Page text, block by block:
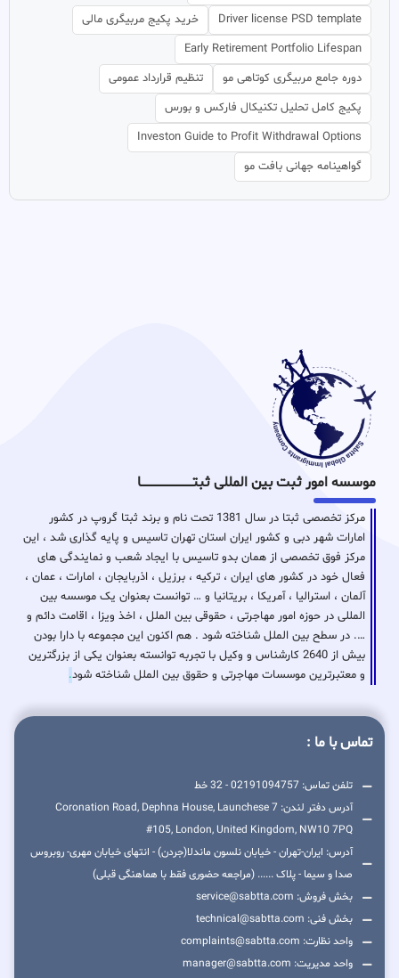
Driver license PSD template
خرید پکیج مربیگری مالی
Early Retirement Portfolio Lifespan
دوره جامع مربیگری کوتاهی مو
تنظیم قرارداد عمومی
پکیج کامل تحلیل تکنیکال فارکس و بورس
Investon Guide to Profit Withdrawal Options
گواهینامه جهانی بافت مو
موسسه امور ثبت بین المللی ثبتـــــــــــــــــــــــــــــا
مرکز تخصصی ثبتا در سال 1381 تحت نام و برند ثبتا گروپ در کشور
امارات شهر دبی و کشور ایران استان تهران تاسیس و پایه گذاری شد ، این
مرکز فوق تخصصی از همان بدو تاسیس با ایجاد شعب و نمایندگی های
فعال خود در کشور های ایران ، ترکیه ، برزیل ، اذربایجان ، امارات ، عمان ،
آلمان ، استرالیا ، آمریکا ، بریتانیا و … توانست بعنوان یک موسسه بین
المللی در حوزه امور مهاجرتی ، حقوقی بین الملل ، اخذ ویزا ، اقامت دائم و
…. در سطح بین الملل شناخته شود . هم اکنون این مجموعه با دارا بودن
بیش از 2640 کارشناس و وکیل با تجربه توانسته بعنوان یکی از بزرگترین
و معتبرترین موسسات مهاجرتی و حقوق بین الملل شناخته شود.
تماس با ما :
تلفن تماس: 02191094757 - 32 خط
آدرس دفتر لندن: 7 Coronation Road, Dephna House, Launchese
#105, London, United Kingdom, NW10 7PQ
آدرس: ایران-تهران - خیابان نلسون ماندلا(جردن) - انتهای خیابان مهری- روبروس
صدا و سیما - پلاک ...... (مراجعه حضوری فقط با هماهنگی قبلی)
بخش فروش: service@sabtta.com
بخش فنی: technical@sabtta.com
واحد نظارت: complaints@sabtta.com
واحد مدیریت: manager@sabtta.com